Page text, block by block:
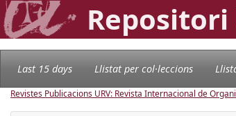
Repositori
Last 15 days Llistat per col·leccions
Revistes Publicacions URV: Revista Internacional de